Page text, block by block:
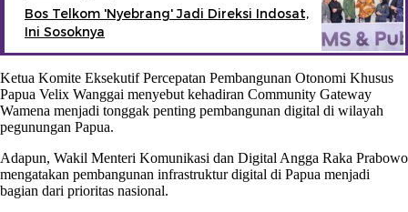
Bos Telkom 'Nyebrang' Jadi Direksi Indosat,
Ini Sosoknya
Ketua Komite Eksekutif Percepatan Pembangunan Otonomi Khusus
Papua Velix Wanggai menyebut kehadiran Community Gateway
Wamena menjadi tonggak penting pembangunan digital di wilayah
pegunungan Papua.
Adapun, Wakil Menteri Komunikasi dan Digital Angga Raka Prabowo
mengatakan pembangunan infrastruktur digital di Papua menjadi
bagian dari prioritas nasional.